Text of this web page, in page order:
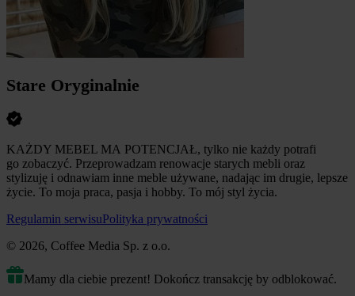
Stare Oryginalnie
KAŻDY MEBEL MA POTENCJAŁ, tylko nie każdy potrafi
go zobaczyć. Przeprowadzam renowacje starych mebli oraz
stylizuję i odnawiam inne meble używane, nadając im drugie, lepsze
życie. To moja praca, pasja i hobby. To mój styl życia.
Regulamin serwisuPolityka prywatności
© 2026, Coffee Media Sp. z o.o.
Mamy dla ciebie prezent! Dokończ transakcję by odblokować.